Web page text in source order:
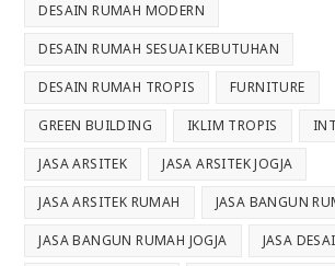
DESAIN RUMAH MODERN
DESAIN RUMAH SESUAI KEBUTUHAN
DESAIN RUMAH TROPIS FURNITURE
GREEN BUILDING IKLIM TROPIS
JASA ARSITEK JASA ARSITEK JOGJA
JASA ARSITEK RUMAH JASA BANGUN
JASA BANGUN RUMAH JOGJA JASA